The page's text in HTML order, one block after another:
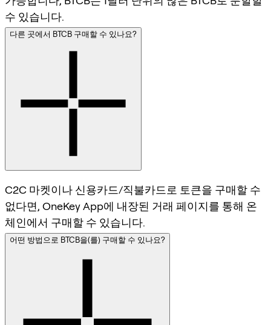
수 있습니다.
다른 곳에서 BTCB 구매할 수 있나요?
C2C 마켓이나 신용카드/직불카드로 토큰을 구매할 수
없다면, OneKey App에 내장된 거래 페이지를 통해 온
체인에서 구매할 수 있습니다.
어떤 방법으로 BTCB을(를) 구매할 수 있나요?